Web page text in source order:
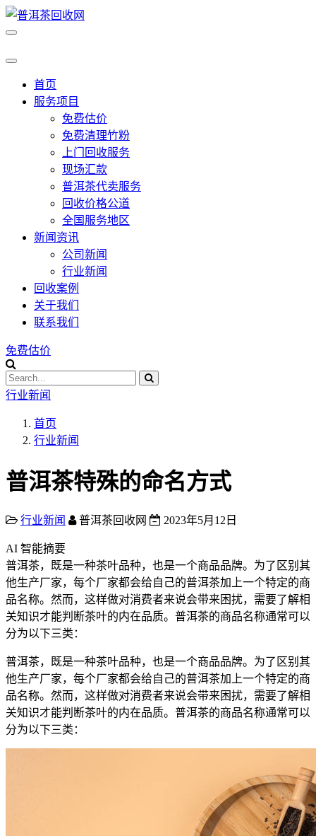
首页
服务项目
免费估价
免费清理竹粉
上门回收服务
现场汇款
普洱茶代卖服务
回收价格公道
全国服务地区
新闻资讯
公司新闻
行业新闻
回收案例
关于我们
联系我们
免费估价
行业新闻
首页
行业新闻
普洱茶特殊的命名方式
行业新闻 普洱茶回收网 2023年5月12日
AI 智能摘要
​普洱茶，既是一种茶叶品种，也是一个商品品牌。为了区别其
他生产厂家，每个厂家都会给自己的普洱茶加上一个特定的商
品名称。然而，这样做对消费者来说会带来困扰，需要了解相
关知识才能判断茶叶的内在品质。普洱茶的商品名称通常可以
分为以下三类：
普洱茶，既是一种茶叶品种，也是一个商品品牌。为了区别其
他生产厂家，每个厂家都会给自己的普洱茶加上一个特定的商
品名称。然而，这样做对消费者来说会带来困扰，需要了解相
关知识才能判断茶叶的内在品质。普洱茶的商品名称通常可以
分为以下三类：